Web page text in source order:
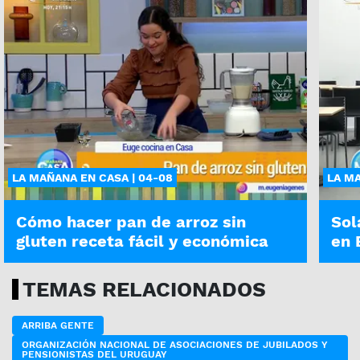
LA MAÑANA EN CASA | 04-08
Cómo hacer pan de arroz sin
gluten receta fácil y económica
LA
en
TEMAS RELACIONADOS
ARRIBA GENTE
ORGANIZACIÓN NACIONAL DE ASOCIACIONES DE JUBILADOS Y
PENSIONISTAS DEL URUGUAY